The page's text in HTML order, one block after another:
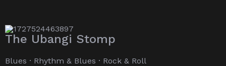
The Ubangi Stomp
Blues · Rhythm & Blues · Rock & Roll